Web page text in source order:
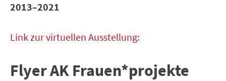
2013–2021
Link zur virtuellen Ausstellung:
Flyer AK Frauen*projekte